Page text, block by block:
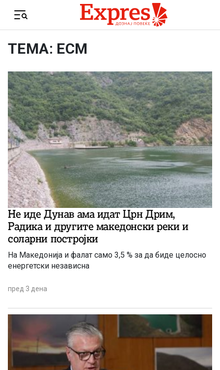
Menu
ТЕМА: ЕСМ
Не иде Дунав ама идат Црн Дрим,
Радика и другите македонски реки и
соларни постројки
На Македонија и фалат само 3,5 % за да биде целосно
енергетски независна
пред 3 дена